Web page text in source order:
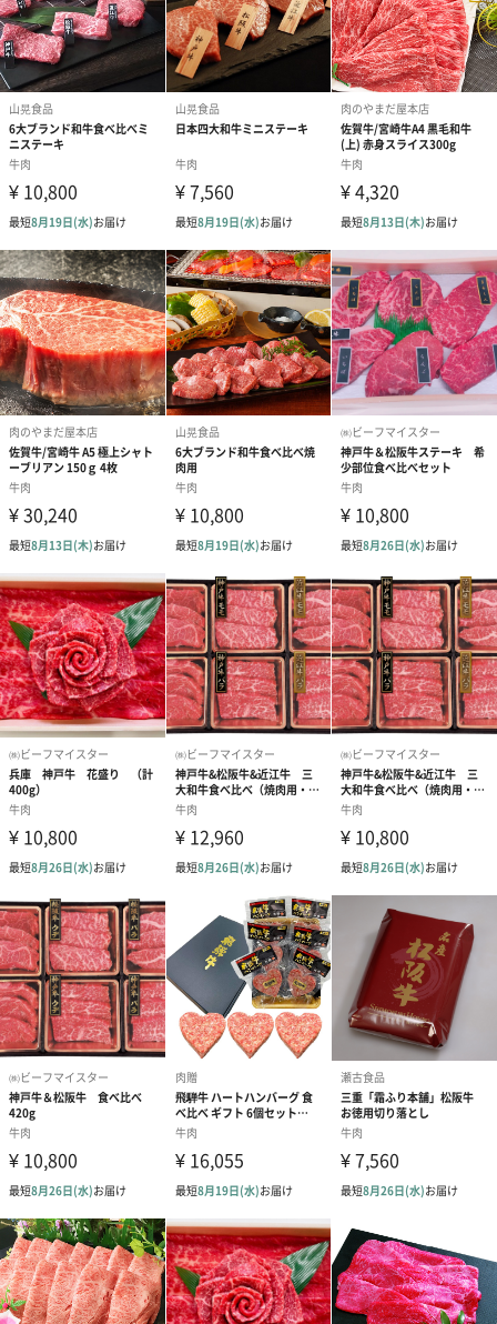
価格について
※ご選択いただく内容量によって、販売価格が異なり
ます。
400gの場合、+3,780円
商品オプション情報
メッセージカード
Happy Birthday（165円） Thank you（165円）